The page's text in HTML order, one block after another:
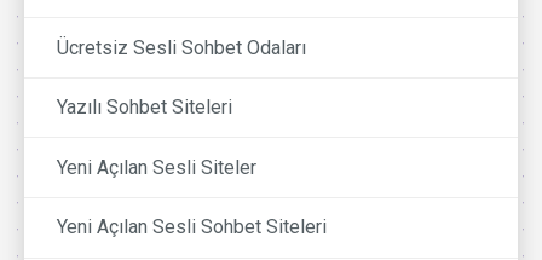
Ücretsiz Sesli Sohbet Odaları
Yazılı Sohbet Siteleri
Yeni Açılan Sesli Siteler
Yeni Açılan Sesli Sohbet Siteleri